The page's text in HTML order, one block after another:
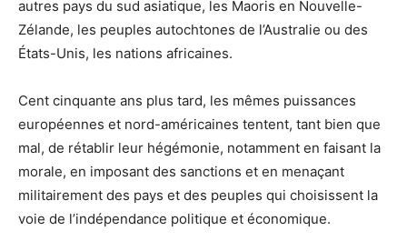
autres pays du sud asiatique, les Maoris en Nouvelle-
Zélande, les peuples autochtones de l’Australie ou des
États-Unis, les nations africaines.
Cent cinquante ans plus tard, les mêmes puissances
européennes et nord-américaines tentent, tant bien que
mal, de rétablir leur hégémonie, notamment en faisant la
morale, en imposant des sanctions et en menaçant
militairement des pays et des peuples qui choisissent la
voie de l’indépendance politique et économique.